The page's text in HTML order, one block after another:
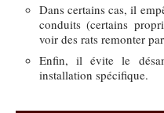
Dans certains cas, il
conduits (certains
voir des rats remonter
Enfin, il évite le
installation spécifique.